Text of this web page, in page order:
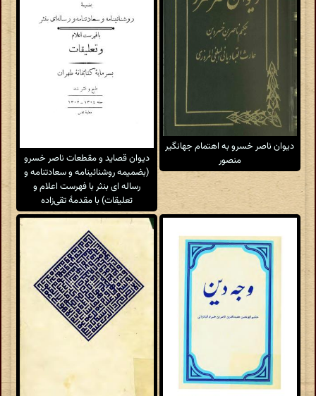
دیوان ناصر خسرو به اهتمام جهانگیر
منصور
دیوان قصاید و مقطعات ناصر خسرو
(بضمیمه روشنائینامه و سعادتنامه و
رساله ای بنثر با فهرست اعلام و
تعلیقات) با مقدمهٔ تقی‌زاده